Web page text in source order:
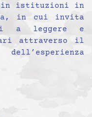
in istituzioni in
in cui invita
a leggere e
attraverso il